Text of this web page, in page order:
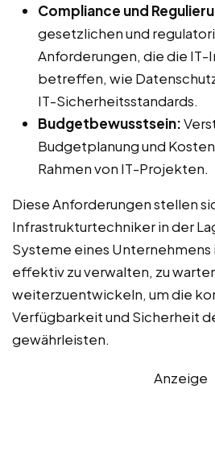
Compliance und
gesetzlichen und
Anforderungen, die die IT-
betreffen, wie
IT-Sicherheitsstandards.
Budgetbewusstsein:
Budgetplanung und
Rahmen von IT-Projekten.
Diese Anforderungen stellen
Infrastrukturtechniker in der
Systeme eines Unternehmens
effektiv zu verwalten, zu
weiterzuentwickeln, um die
Verfügbarkeit und Sicherheit
gewährleisten.
Anzeige